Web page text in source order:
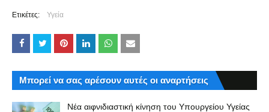
Ετικέτες: Υγεία
Μπορεί να σας αρέσουν αυτές οι αναρτήσεις
Νέα αιφνιδιαστική κίνηση του Υπουργείου Υγείας